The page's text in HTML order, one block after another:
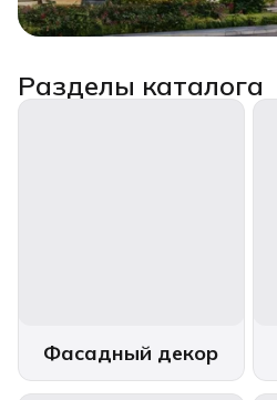
Разделы каталога
Фасадный декор